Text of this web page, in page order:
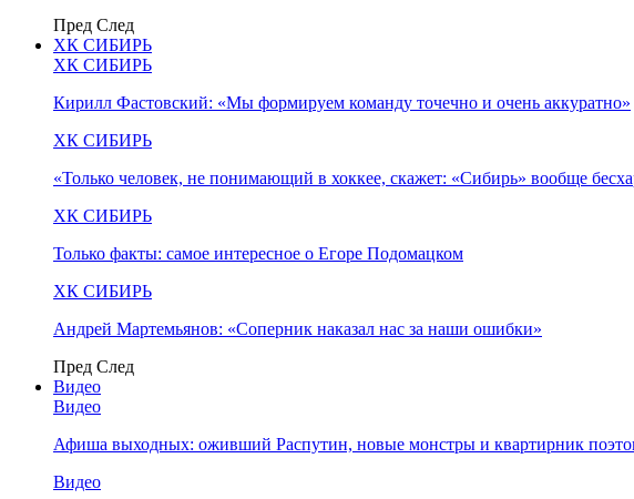
Пред След
ХК СИБИРЬ
ХК СИБИРЬ
Кирилл Фастовский: «Мы формируем команду точечно и очень аккуратно»
ХК СИБИРЬ
«Только человек, не понимающий в хоккее, скажет: «Сибирь» вообще
ХК СИБИРЬ
Только факты: самое интересное о Егоре Подомацком
ХК СИБИРЬ
Андрей Мартемьянов: «Соперник наказал нас за наши ошибки»
Пред След
Видео
Видео
Афиша выходных: оживший Распутин, новые монстры и квартирник
Видео